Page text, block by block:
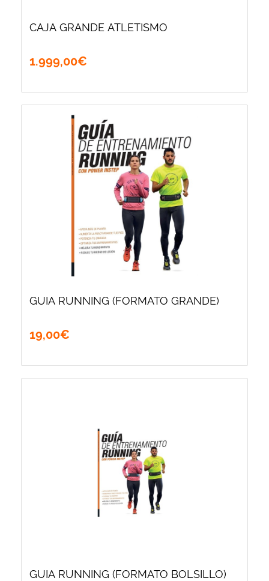
CAJA GRANDE ATLETISMO
1.999,00€
GUIA RUNNING (FORMATO GRANDE)
19,00€
GUIA RUNNING (FORMATO BOLSILLO)